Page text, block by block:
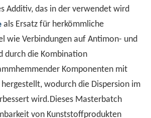
Additiv, das in der verwendet wird
als Ersatz für herkömmliche
wie Verbindungen auf Antimon- und
durch die Kombination
Komponenten mit
wodurch die Dispersion im
wird.Dieses Masterbatch
von Kunststoffprodukten